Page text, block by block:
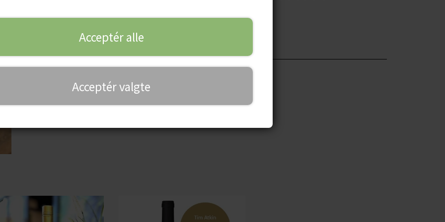
Collection. 2022
Varen kan desværre ikke købes, da der ikke er flere på lager
Acceptér alle
Acceptér valgte